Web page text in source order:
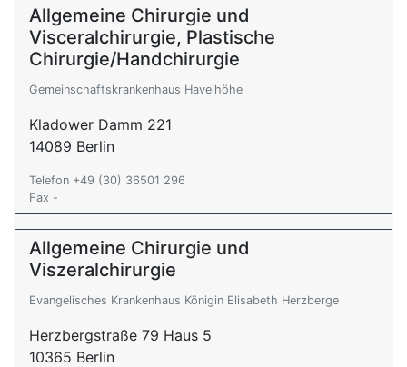
Allgemeine Chirurgie und
Visceralchirurgie, Plastische
Chirurgie/Handchirurgie
Gemeinschaftskrankenhaus Havelhöhe
Kladower Damm 221
14089 Berlin
Telefon +49 (30) 36501 296
Fax -
Allgemeine Chirurgie und
Viszeralchirurgie
Evangelisches Krankenhaus Königin Elisabeth Herzberge
Herzbergstraße 79 Haus 5
10365 Berlin